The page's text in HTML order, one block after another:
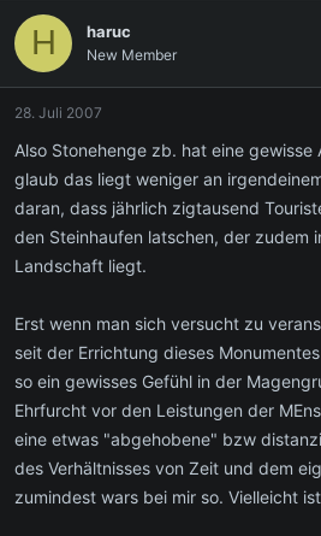
H haruc
New Member
28. Juli 2007
Also Stonehenge zb. hat eine gewisse
glaub das liegt weniger an
daran, dass jährlich zigtausend
den Steinhaufen latschen, der zudem
Landschaft liegt.
Erst wenn man sich versucht zu
seit der Errichtung dieses
so ein gewisses Gefühl in der
Ehrfurcht vor den Leistungen der
eine etwas "abgehobene" bzw
des Verhältnisses von Zeit und dem
zumindest wars bei mir so. Vielleicht